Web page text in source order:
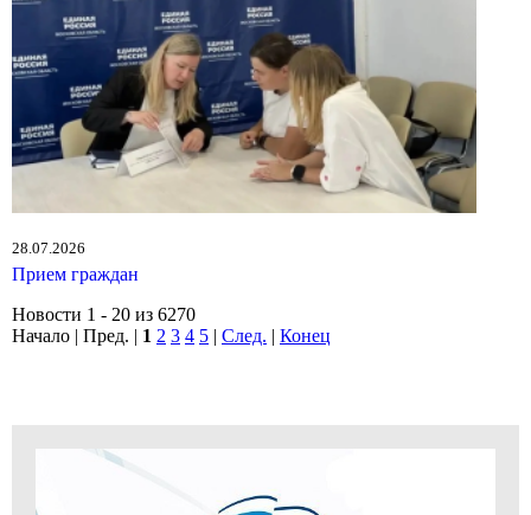
28.07.2026
Прием граждан
Новости 1 - 20 из 6270
Начало | Пред. | 1 2 3 4 5 | След. | Конец